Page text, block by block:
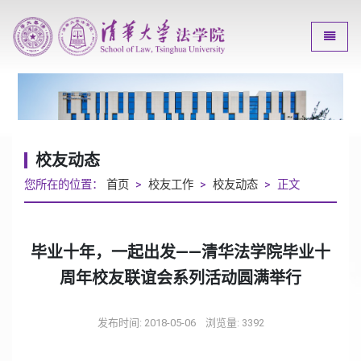
校友动态
您所在的位置： 首页 > 校友工作 > 校友动态 > 正文
毕业十年，一起出发——清华法学院毕业十
周年校友联谊会系列活动圆满举行
发布时间: 2018-05-06 浏览量: 3392